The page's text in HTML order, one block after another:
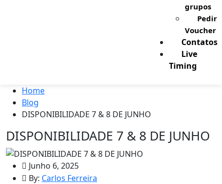
grupos
Pedir
Voucher
Contatos
Live
Timing
Home
Blog
DISPONIBILIDADE 7 & 8 DE JUNHO
DISPONIBILIDADE 7 & 8 DE JUNHO
Junho 6, 2025
By: Carlos Ferreira